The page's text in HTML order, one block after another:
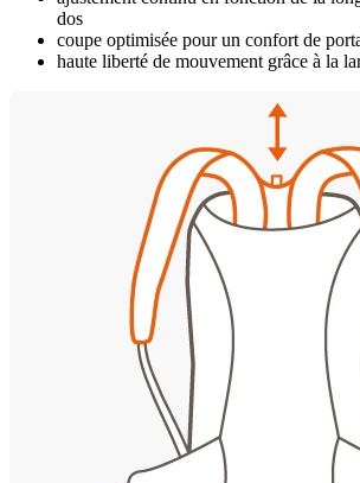
dos
coupe optimisée pour un confort de
haute liberté de mouvement grâce à la